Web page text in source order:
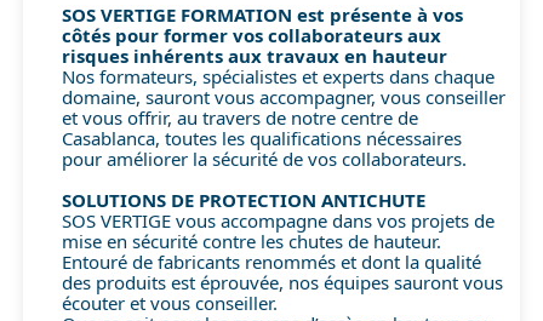
SOS VERTIGE FORMATION est présente à vos
côtés pour former vos collaborateurs aux
risques inhérents aux travaux en hauteur
Nos formateurs, spécialistes et experts dans chaque
domaine, sauront vous accompagner, vous conseiller
et vous offrir, au travers de notre centre de
Casablanca, toutes les qualifications nécessaires
pour améliorer la sécurité de vos collaborateurs.
SOLUTIONS DE PROTECTION ANTICHUTE
SOS VERTIGE vous accompagne dans vos projets de
mise en sécurité contre les chutes de hauteur.
Entouré de fabricants renommés et dont la qualité
des produits est éprouvée, nos équipes sauront vous
écouter et vous conseiller.